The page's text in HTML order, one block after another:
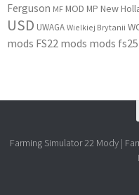
Ferguson MF MOD MP New
USD UWAGA Wielkiej Brytanii
mods FS22 mods mods fs25
Farming Simulator 22 Mody |